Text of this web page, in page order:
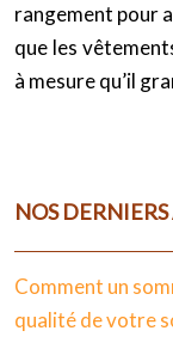
rangement pour
que les
à mesure qu’il
NOS
Comment un
qualité de votre